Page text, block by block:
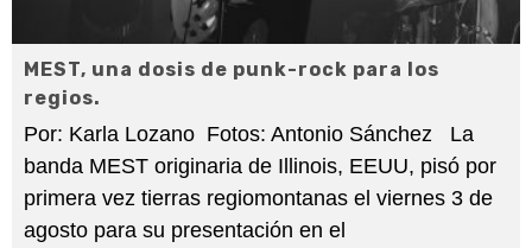
MEST, una dosis de punk-rock para los
regios.
Por: Karla Lozano Fotos: Antonio Sánchez La
banda MEST originaria de Illinois, EEUU, pisó por
primera vez tierras regiomontanas el viernes 3 de
agosto para su presentación en el